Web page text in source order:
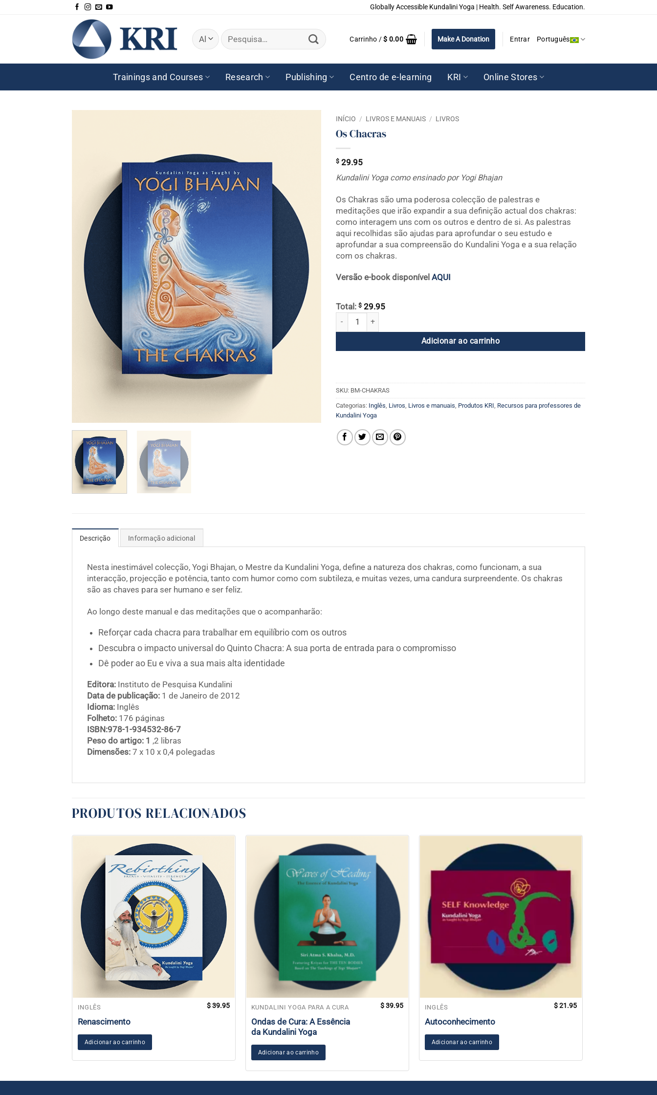
Globally Accessible Kundalini Yoga | Health. Self Awareness. Education.
Pesquisar
por:
Carrinho /$ 0.00 Make A Donation Entrar Português
Trainings and Courses Research Publishing Centro de e-learning KRI Online Stores
INÍCIO / LIVROS E MANUAIS / LIVROS
Os Chacras
$ 29.95
Kundalini Yoga como ensinado por Yogi Bhajan
Os Chakras são uma poderosa colecção de palestras e
meditações que irão expandir a sua definição actual dos chakras:
como interagem uns com os outros e dentro de si. As palestras
aqui recolhidas são ajudas para aprofundar o seu estudo e
aprofundar a sua compreensão do Kundalini Yoga e a sua relação
com os chakras.
Versão e-book disponível AQUI
Total: $ 29.95
Os Chacras quantidade
Adicionar ao carrinho
SKU: BM-CHAKRAS
Categorias: Inglês, Livros, Livros e manuais, Produtos KRI, Recursos para professores de
Kundalini Yoga
Descrição Informação adicional
Nesta inestimável colecção, Yogi Bhajan, o Mestre da Kundalini Yoga, define a natureza dos chakras, como funcionam, a sua
interacção, projecção e potência, tanto com humor como com subtileza, e muitas vezes, uma candura surpreendente. Os chakras
são as chaves para ser humano e ser feliz.
Ao longo deste manual e das meditações que o acompanharão:
Reforçar cada chacra para trabalhar em equilíbrio com os outros
Descubra o impacto universal do Quinto Chacra: A sua porta de entrada para o compromisso
Dê poder ao Eu e viva a sua mais alta identidade
Editora: Instituto de Pesquisa Kundalini
Data de publicação: 1 de Janeiro de 2012
Idioma: Inglês
Folheto: 176 páginas
ISBN:978-1-934532-86-7
Peso do artigo: 1 ,2 libras
Dimensões: 7 x 10 x 0,4 polegadas
PRODUTOS RELACIONADOS
INGLÊS
Renascimento
$39.95
Adicionar ao carrinho
KUNDALINI YOGA PARA A CURA
Ondas de Cura: A Essência
da Kundalini Yoga
$39.95
Adicionar ao carrinho
INGLÊS
Autoconhecimento
$21.95
Adicionar ao carrinho